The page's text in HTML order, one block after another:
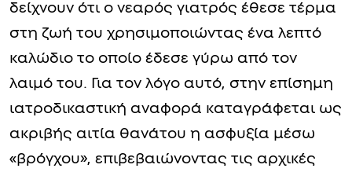
δείχνουν ότι ο νεαρός γιατρός έθεσε τέρμα
στη ζωή του χρησιμοποιώντας ένα λεπτό
καλώδιο το οποίο έδεσε γύρω από τον
λαιμό του. Για τον λόγο αυτό, στην επίσημη
ιατροδικαστική αναφορά καταγράφεται ως
ακριβής αιτία θανάτου η ασφυξία μέσω
«βρόγχου», επιβεβαιώνοντας τις αρχικές